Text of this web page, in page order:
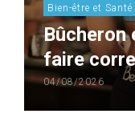
Bien-être et Santé
Bûcheron
faire
04/08/2026